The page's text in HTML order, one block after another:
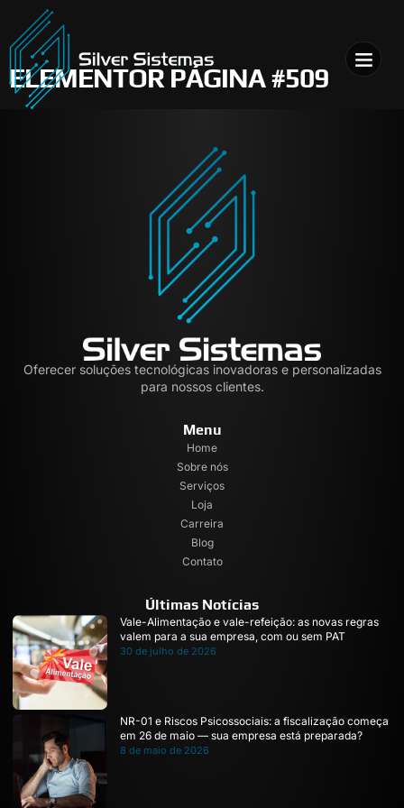
ELEMENTOR PÁGINA #509
Oferecer soluções tecnológicas inovadoras e personalizadas
para nossos clientes.
Menu
Home
Sobre nós
Serviços
Loja
Carreira
Blog
Contato
Últimas Notícias
Vale-Alimentação e vale-refeição: as novas regras
valem para a sua empresa, com ou sem PAT
30 de julho de 2026
NR-01 e Riscos Psicossociais: a fiscalização começa
em 26 de maio — sua empresa está preparada?
8 de maio de 2026